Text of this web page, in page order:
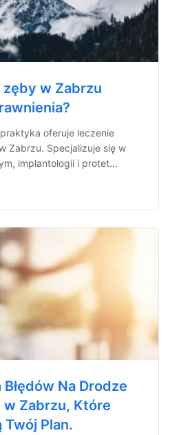
w Zabrzu
oferuje leczenie
Zabrzu. Specjalizuje się w
implantologii i protet...
Na Drodze
Zabrzu, Które
Plan.